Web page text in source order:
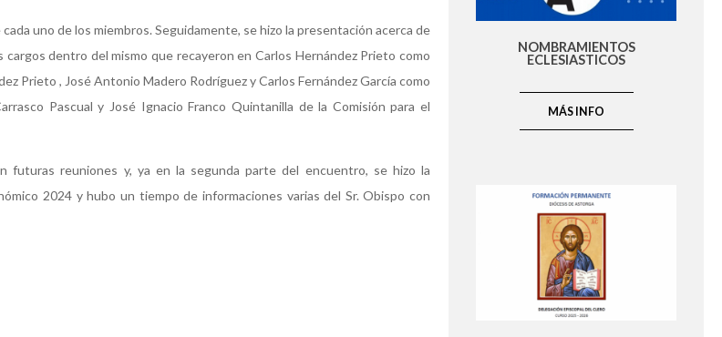
uno de los miembros. Seguidamente, se hizo la presentación acerca de
dentro del mismo que recayeron en Carlos Hernández Prieto como
Prieto , José Antonio Madero Rodríguez y Carlos Fernández García como
Pascual y José Ignacio Franco Quintanilla de la Comisión para el
reuniones y, ya en la segunda parte del encuentro, se hizo la
2024 y hubo un tiempo de informaciones varias del Sr. Obispo con
NOMBRAMIENTOS
ECLESIASTICOS
MÁS INFO